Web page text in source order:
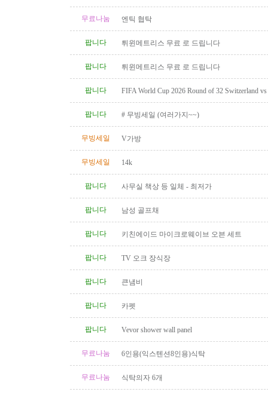
무료나눔 엔틱 협탁
팝니다 튀윈메트리스 무료 로 드립니다
팝니다 튀윈메트리스 무료 로 드립니다
팝니다
FIFA World Cup 2026 Round of 32 Switzerland
팝니다
# 무빙세일 (여러가지~~)
무빙세일 V가방
무빙세일 14k
팝니다 사무실 책상 등 일체 - 최저가
팝니다 남성 골프채
팝니다 키친에이드 마이크로웨이브 오븐 세트
팝니다 TV 오크 장식장
팝니다 큰냄비
팝니다 카펫
팝니다 Vevor shower wall panel
무료나눔 6인용(익스텐션8인용)식탁
무료나눔 식탁의자 6개